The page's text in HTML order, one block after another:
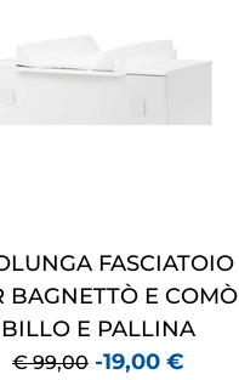
FASCIATOIO
BAGNETTÒ E COMÒ
BILLO E PALLINA
€ 99,00 -19,00 €